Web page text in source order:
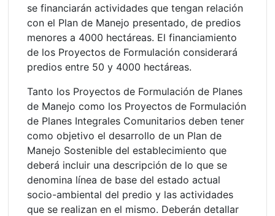
se financiarán actividades que tengan relación
con el Plan de Manejo presentado, de predios
menores a 4000 hectáreas. El financiamiento
de los Proyectos de Formulación considerará
predios entre 50 y 4000 hectáreas.
Tanto los Proyectos de Formulación de Planes
de Manejo como los Proyectos de Formulación
de Planes Integrales Comunitarios deben tener
como objetivo el desarrollo de un Plan de
Manejo Sostenible del establecimiento que
deberá incluir una descripción de lo que se
denomina línea de base del estado actual
socio-ambiental del predio y las actividades
que se realizan en el mismo. Deberán detallar